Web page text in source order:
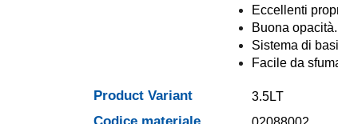
Eccellenti
Buona opacità.
Sistema di
Facile da
Product Variant 3.5LT